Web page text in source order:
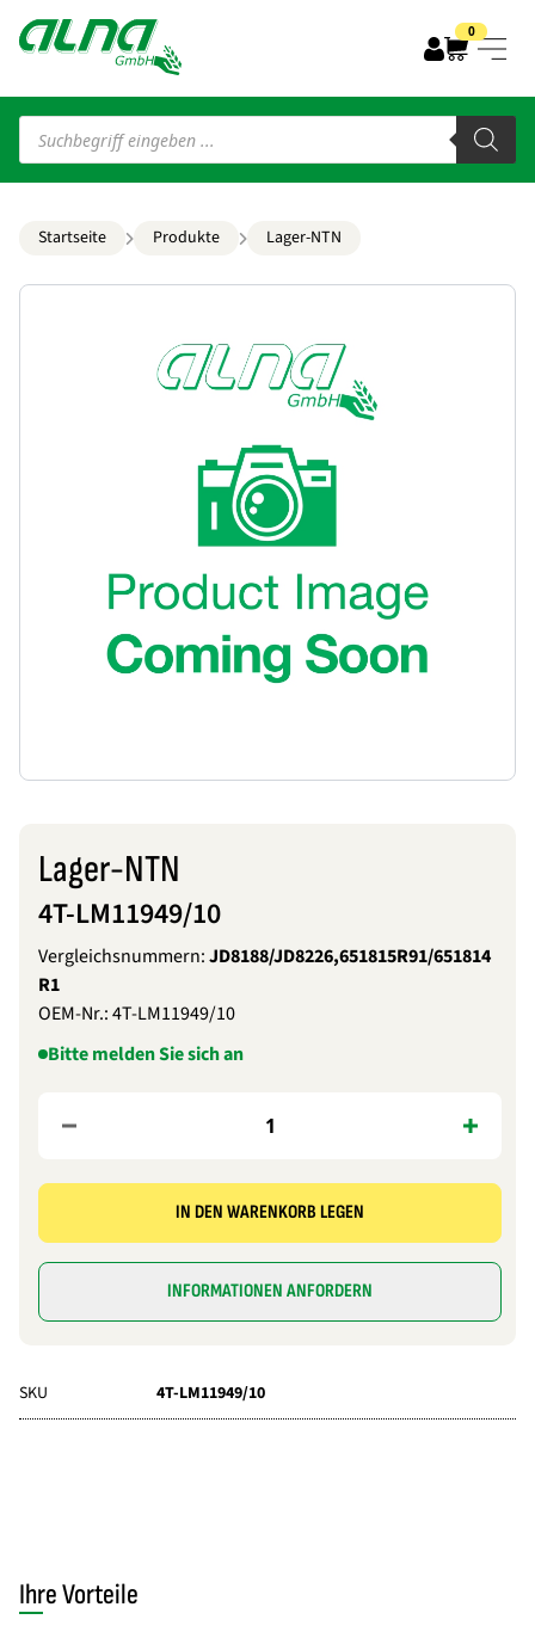
0
Products
search
Startseite Produkte Lager-NTN
Lager-NTN
4T-LM11949/10
Vergleichsnummern:JD8188/JD8226,651815R91/651814
R1
OEM-Nr.:4T-LM11949/10
Bitte melden Sie sich an
IN DEN WARENKORB LEGEN
INFORMATIONEN ANFORDERN
SKU 4T-LM11949/10
Ihre Vorteile